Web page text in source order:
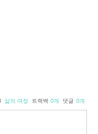
삶의 여정 트랙백 0개 댓글 0개